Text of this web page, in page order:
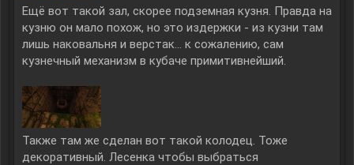
Ещё вот такой зал, скорее подземная кузня. Правда на
кузню он мало похож, но это издержки - из кузни там
лишь наковальня и верстак... к сожалению, сам
кузнечный механизм в кубаче примитивнейший.
Также там же сделан вот такой колодец. Тоже
декоративный. Лесенка чтобы выбраться